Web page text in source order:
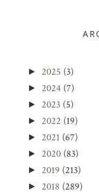
► 2025 (3)
► 2024 (7)
► 2023 (5)
► 2022 (19)
► 2021 (67)
► 2020 (83)
► 2019 (213)
► 2018 (289)